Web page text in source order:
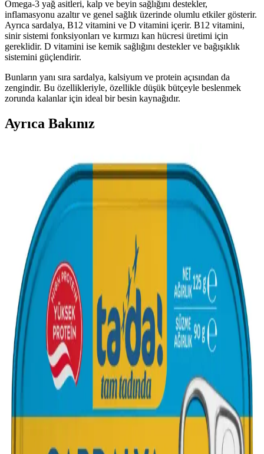
Omega-3 yağ asitleri, kalp ve beyin sağlığını destekler,
inflamasyonu azaltır ve genel sağlık üzerinde olumlu etkiler gösterir.
Ayrıca sardalya, B12 vitamini ve D vitamini içerir. B12 vitamini,
sinir sistemi fonksiyonları ve kırmızı kan hücresi üretimi için
gereklidir. D vitamini ise kemik sağlığını destekler ve bağışıklık
sistemini güçlendirir.
Bunların yanı sıra sardalya, kalsiyum ve protein açısından da
zengindir. Bu özellikleriyle, özellikle düşük bütçeyle beslenmek
zorunda kalanlar için ideal bir besin kaynağıdır.
Ayrıca Bakınız
Fırında Küp Doğranmış Patates ve Konserve
Sardalya ile Pratik ve Besleyici Öğün Hazırlama
Fırında küp doğranmış patatesler pastırma yağı ve baharatlarla çıtır
çıtır pişirilir. Konserve sardalya ile dengeli ve protein açısından
zengin bir öğün oluşturur. Pratik ve ekonomik bir yemek seçeneği
Konserve Sardalyeyi Tüketmenin Yaratıcı
Yöntemleri ve Sağlıklı Faydaları
Konserve sardalyenin tadını artırmak için ekmek, salata ve soslarla
çeşitli tüketim yöntemleri sunuluyor. Sağlıklı besin değeri ve pratik
kullanımıyla sardalya, farklı tariflerle keyifli hale geliyor.
Ekonomik ve Sağlıklı Sardalya Tüketimi: Besin
Değerleri ve Yaratıcı Tarifler
Sardalya, omega-3, B12 ve D vitamini açısından zengin, ekonomik
bir besindir. Yaratıcı tariflerle lezzetli ve sağlıklı öğünler hazırlamak
mümkündür. Tüketim önerileri ve dikkat edilmesi gerekenler bu
yazıda.
Genel Markalar Yağlı Tuzlu Sardalya 275g: Lezzetli